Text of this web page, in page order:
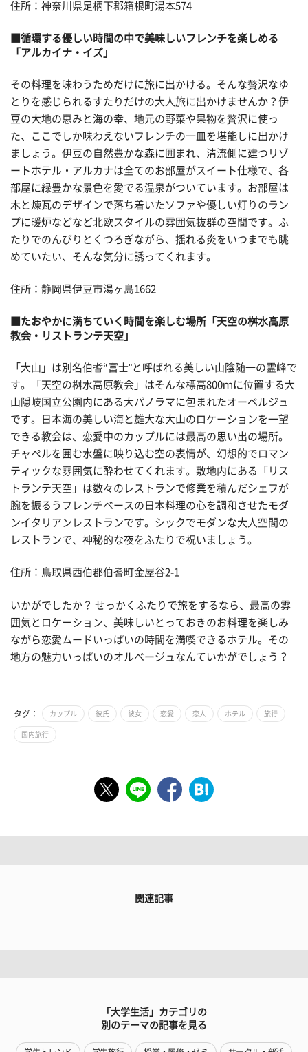
住所：神奈川県足柄下郡箱根町湯本574
■循環する優しい時間の中で美味しいフレンチを楽しめる
「アルカイナ・イズ」
その料理を味わうためだけに旅に出かける。そんな贅沢なゆ
とりを感じられるすたりだけの大人旅に出かけませんか？伊
豆の大地の恵みと海の幸、地元の野菜や果物を贅沢に使っ
た、ここでしか味わえないフレンチの一皿を堪能しに出かけ
ましょう。伊豆の自然豊かな森に囲まれ、清流側に建つリゾ
ートホテル・アルカナは全てのお部屋がスイート仕様で、各
部屋に緑豊かな景色を愛でる温泉がついています。お部屋は
木と煉瓦のデザインで落ち着いたソファや優しい灯りのラン
プに暖炉などなど北欧スタイルの雰囲気抜群の空間です。ふ
たりでのんびりとくつろぎながら、揺れる炎をいつまでも眺
めていたい、そんな気分に誘ってくれます。
住所：静岡県伊豆市湯ヶ島1662
■たおやかに満ちていく時間を楽しむ場所「天空の桝水高原
教会・リストランテ天空」
「大山」は別名伯耆“富士"と呼ばれる美しい山陰随一の霊峰で
す。「天空の桝水高原教会」はそんな標高800ｍに位置する大
山隠岐国立公園内にある大パノラマに包まれたオーベルジュ
です。日本海の美しい海と雄大な大山のロケーションを一望
できる教会は、恋愛中のカップルには最高の思い出の場所。
チャペルを囲む水盤に映り込む空の表情が、幻想的でロマン
ティックな雰囲気に酔わせてくれます。敷地内にある「リス
トランテ天空」は数々のレストランで修業を積んだシェフが
腕を振るうフレンチベースの日本料理の心を調和させたモダ
ンイタリアンレストランです。シックでモダンな大人空間の
レストランで、神秘的な夜をふたりで祝いましょう。
住所：鳥取県西伯郡伯耆町金屋谷2-1
いかがでしたか？ せっかくふたりで旅をするなら、最高の雰
囲気とロケーション、美味しいとっておきのお料理を楽しみ
ながら恋愛ムードいっぱいの時間を満喫できるホテル。その
地方の魅力いっぱいのオルベージュなんていかがでしょう？
タグ： カップル 彼氏 彼女 恋愛 恋人 ホテル 旅行
国内旅行
関連記事
「大学生活」カテゴリの
別のテーマの記事を見る